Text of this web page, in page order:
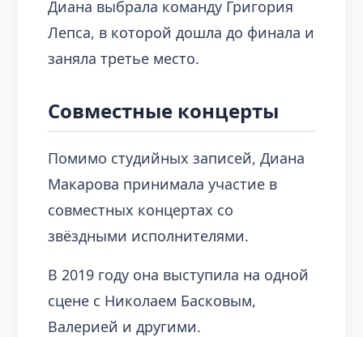
Диана выбрала команду Григория
Лепса, в которой дошла до финала и
заняла третье место.
Совместные концерты
Помимо студийных записей, Диана
Макарова принимала участие в
совместных концертах со
звёздными исполнителями.
В 2019 году она выступила на одной
сцене с Николаем Басковым,
Валерией и другими.